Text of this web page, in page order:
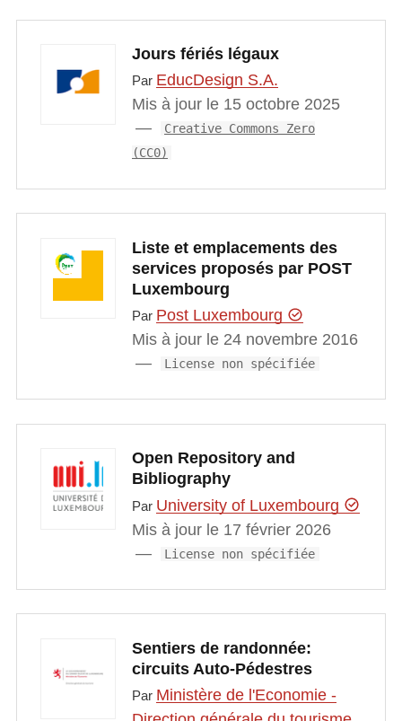
Jours fériés légaux
Par EducDesign S.A.
Mis à jour le 15 octobre 2025
Creative Commons Zero
(CC0)
Liste et emplacements des
services proposés par POST
Luxembourg
Par Post Luxembourg
Mis à jour le 24 novembre 2016
License non spécifiée
Open Repository and
Bibliography
Par University of Luxembourg
Mis à jour le 17 février 2026
License non spécifiée
Sentiers de randonnée:
circuits Auto-Pédestres
Par Ministère de l'Economie -